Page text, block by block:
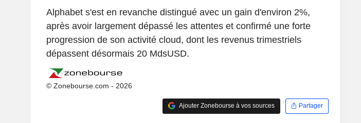
Alphabet s'est en revanche distingué avec un gain d'environ 2%,
après avoir largement dépassé les attentes et confirmé une forte
progression de son activité cloud, dont les revenus trimestriels
dépassent désormais 20 MdsUSD.
© Zonebourse.com - 2026
Ajouter Zonebourse à vos sources Partager